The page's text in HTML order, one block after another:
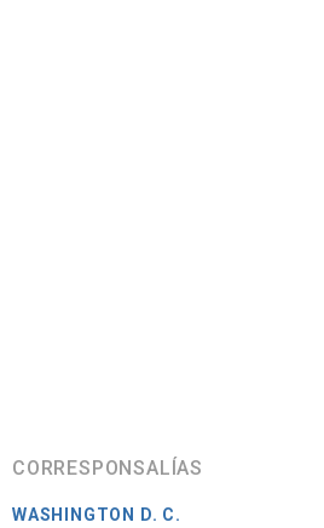
CORRESPONSALÍAS
WASHINGTON D. C.